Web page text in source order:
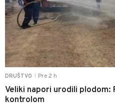
DRUŠTVO Pre 2 h
Veliki napori urodili plodom:
kontrolom